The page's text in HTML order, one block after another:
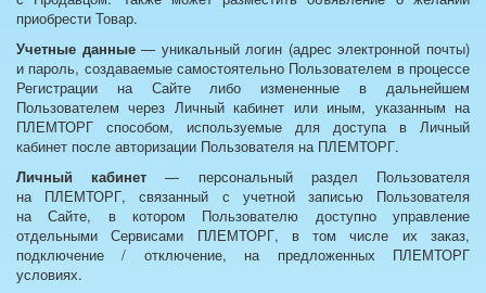
приобрести Товар.
Учетные данные— уникальный логин (адрес электронной почты)
и пароль, создаваемые самостоятельно Пользователем в процессе
Регистрации на Сайте либо измененные в дальнейшем
Пользователем через Личный кабинет или иным, указанным на
ПЛЕМТОРГ способом, используемые для доступа в Личный
кабинет после авторизации Пользователя на ПЛЕМТОРГ.
Личный кабинет — персональный раздел Пользователя
на ПЛЕМТОРГ, связанный с учетной записью Пользователя
на Сайте, в котором Пользователю доступно управление
отдельными Сервисами ПЛЕМТОРГ, в том числе их заказ,
подключение / отключение, на предложенных ПЛЕМТОРГ
условиях.